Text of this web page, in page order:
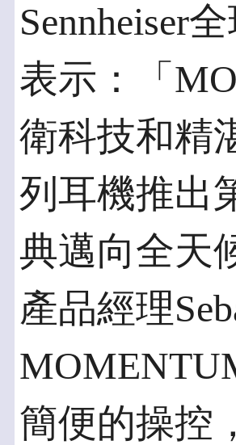
Sennheiser
表示：「
衛科技和精
列耳機推出
典邁向全天
產品經理
簡便的操控